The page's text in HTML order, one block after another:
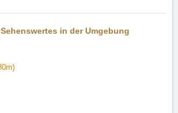
in der Umgebung